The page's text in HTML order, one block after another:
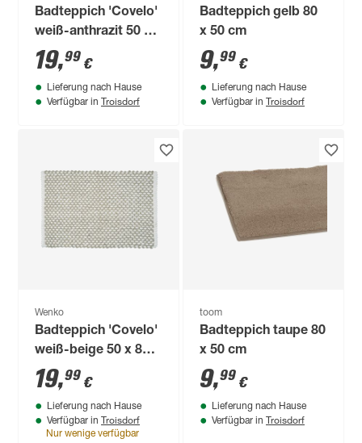
Badteppich 'Covelo'
weiß-anthrazit 50 x
80 cm
19,99 €
Lieferung nach Hause
Verfügbar in Troisdorf
Badteppich gelb 80
x 50 cm
9,99 €
Lieferung nach Hause
Verfügbar in Troisdorf
Wenko
Badteppich 'Covelo'
weiß-beige 50 x 80
cm
19,99 €
Lieferung nach Hause
Verfügbar in Troisdorf
Nur wenige verfügbar
toom
Badteppich taupe 80
x 50 cm
9,99 €
Lieferung nach Hause
Verfügbar in Troisdorf